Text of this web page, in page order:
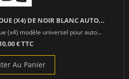
(X4) DE NOIR BLANC AUTO...
(x4) modèle universel pour auto...
€ TTC
Au Panier